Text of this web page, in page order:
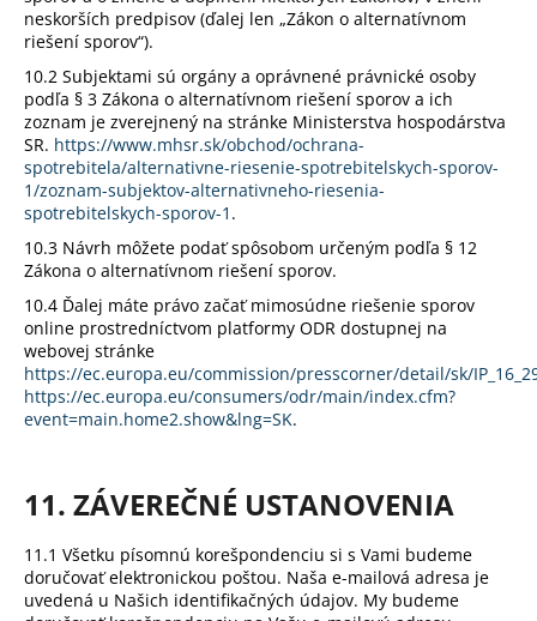
neskorších predpisov (ďalej len „Zákon o alternatívnom
riešení sporov“).
10.2 Subjektami sú orgány a oprávnené právnické osoby
podľa § 3 Zákona o alternatívnom riešení sporov a ich
zoznam je zverejnený na stránke Ministerstva hospodárstva
SR. https://www.mhsr.sk/obchod/ochrana-
spotrebitela/alternativne-riesenie-spotrebitelskych-sporov-
1/zoznam-subjektov-alternativneho-riesenia-
spotrebitelskych-sporov-1 .
10.3 Návrh môžete podať spôsobom určeným podľa § 12
Zákona o alternatívnom riešení sporov.
10.4 Ďalej máte právo začať mimosúdne riešenie sporov
online prostredníctvom platformy ODR dostupnej na
webovej stránke
https://ec.europa.eu/commission/presscorner/detail/sk/
https://ec.europa.eu/consumers/odr/main/index.cfm?
event=main.home2.show&lng=SK.
11. ZÁVEREČNÉ USTANOVENIA
11.1 Všetku písomnú korešpondenciu si s Vami budeme
doručovať elektronickou poštou. Naša e-mailová adresa je
uvedená u Našich identifikačných údajov. My budeme